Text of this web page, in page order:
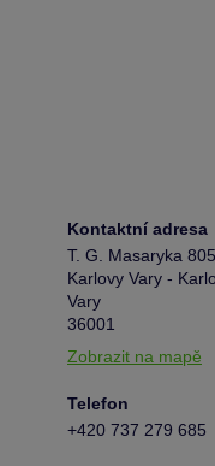
Kontaktní adresa
T. G. Masaryka
Karlovy Vary -
Vary
36001
Zobrazit na mapě
Telefon
+420 737 279 685